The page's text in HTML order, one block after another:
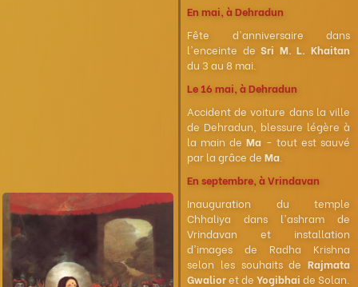
En mai, à Dehradun
Fête d'anniversaire dans
l'enceinte deSri M. L. Khaitan
du 3 au 8 mai.
Le 16 mai, à Dehradun
Accident de voiture dans la ville
de Dehradun, blessure légère à
la main deMa - tout est sauvé
par la grâce de Ma
En septembre, à Vrindavan
Inauguration du temple
Chhaliya dans l'ashram de
Vrindavan et installation
d'images de Radha Krishna
selon les souhaits de Rajmata
Gwalioret de Yogibhai de Solan.